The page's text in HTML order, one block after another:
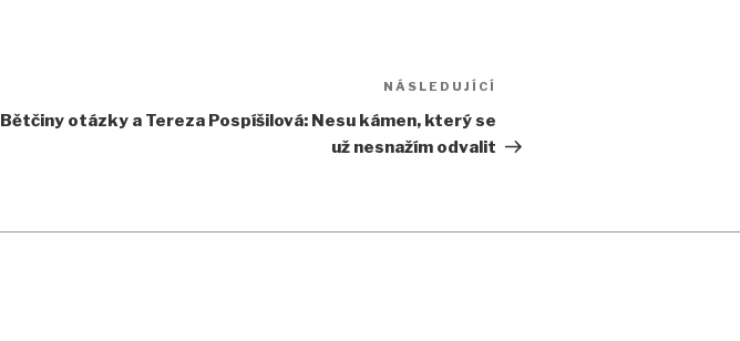
NÁSLEDUJÍCÍ
Bětčiny otázky a Tereza Pospíšilová: Nesu kámen, který se
už nesnažím odvalit